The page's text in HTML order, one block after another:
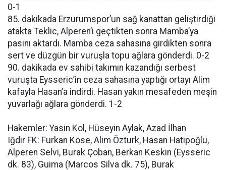
0-1
85. dakikada Erzurumspor’un sağ kanattan geliştirdiği
atakta Teklic, Alperen’i geçtikten sonra Mamba’ya
pasını aktardı. Mamba ceza sahasına girdikten sonra
sert ve düzgün bir vuruşla topu ağlara gönderdi. 0-2
90. dakikada ev sahibi takımın kazandığı serbest
vuruşta Eysseric’in ceza sahasına yaptığı ortayı Alim
kafayla Hasan’a indirdi. Hasan yakın mesafeden meşin
yuvarlağı ağlara gönderdi. 1-2
Hakemler: Yasin Kol, Hüseyin Aylak, Azad İlhan
Iğdır FK: Furkan Köse, Alim Öztürk, Hasan Hatipoğlu,
Alperen Selvi, Burak Çoban, Berkan Keskin (Eysseric
dk. 83), Guima (Marcos Silva dk. 75), Burak